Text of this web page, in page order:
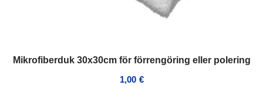
Mikrofiberduk 30x30cm för förrengöring eller polering
1,00 €